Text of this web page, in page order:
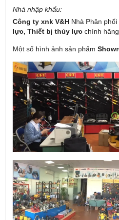
Nhà nhập khẩu:
Công ty xnk V&H Nhà Phân
lực, Thiết bị thủy lực chính hãng
Một số hình ảnh sản phẩm